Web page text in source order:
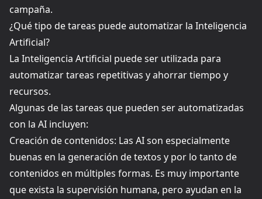
campaña.
¿Qué tipo de tareas puede automatizar la Inteligencia
Artificial?
La Inteligencia Artificial puede ser utilizada para
automatizar tareas repetitivas y ahorrar tiempo y
recursos.
Algunas de las tareas que pueden ser automatizadas
con la AI incluyen:
Creación de contenidos: Las AI son especialmente
buenas en la generación de textos y por lo tanto de
contenidos en múltiples formas. Es muy importante
que exista la supervisión humana, pero ayudan en la